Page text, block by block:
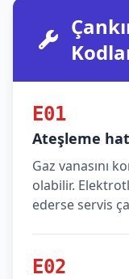
E01
Ateşleme
Gaz vanasını
olabilir.
ederse servis
E02